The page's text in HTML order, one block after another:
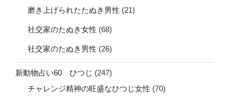
磨き上げられたたぬき男性 (21)
社交家のたぬき女性 (68)
社交家のたぬき男性 (26)
新動物占い60 ひつじ (247)
チャレンジ精神の旺盛なひつじ女性 (70)